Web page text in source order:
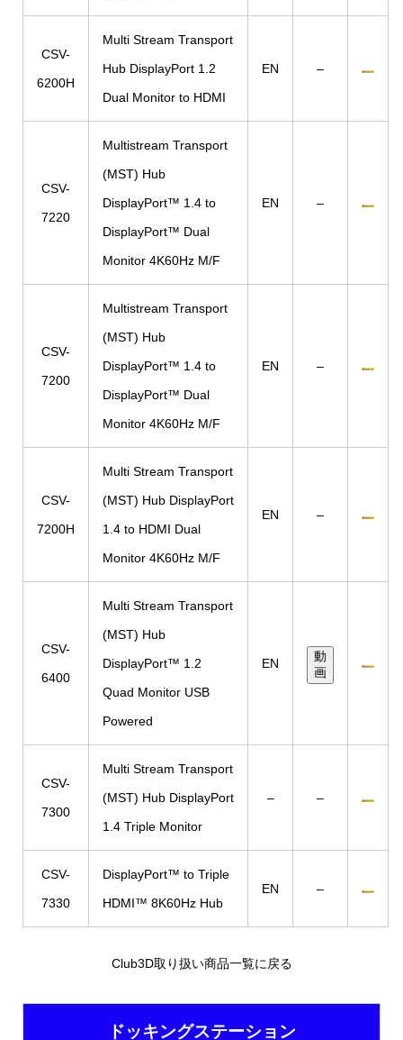
CSV-
6200H
Multi Stream Transport
Hub DisplayPort 1.2
Dual Monitor to HDMI
EN –
CSV-
7220
Multistream Transport
(MST) Hub
DisplayPort™ 1.4 to
DisplayPort™ Dual
Monitor 4K60Hz M/F
EN –
CSV-
7200
Multistream Transport
(MST) Hub
DisplayPort™ 1.4 to
DisplayPort™ Dual
Monitor 4K60Hz M/F
EN –
CSV-
7200H
Multi Stream Transport
(MST) Hub DisplayPort
1.4 to HDMI Dual
Monitor 4K60Hz M/F
EN –
CSV-
6400
Multi Stream Transport
(MST) Hub
DisplayPort™ 1.2
Quad Monitor USB
Powered
EN
動
画
CSV-
7300
Multi Stream Transport
(MST) Hub DisplayPort
1.4 Triple Monitor
– –
CSV-
7330
DisplayPort™ to Triple
HDMI™ 8K60Hz Hub
EN –
Club3D取り扱い商品一覧に戻る
ドッキングステーション